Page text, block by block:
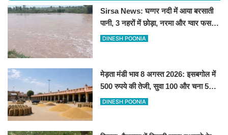
Sirsa News: घग्गर नदी में आया बरसाती
पानी, 3 नहरों में छोड़ा, नरमा और ग्वार फसल
को फायदा
DINESH POONIA
मेड़ता मंडी भाव 8 अगस्त 2026: इसबगोल में
500 रुपये की तेजी, सुवा 100 और चना 50
रूपए मंदे
DINESH POONIA